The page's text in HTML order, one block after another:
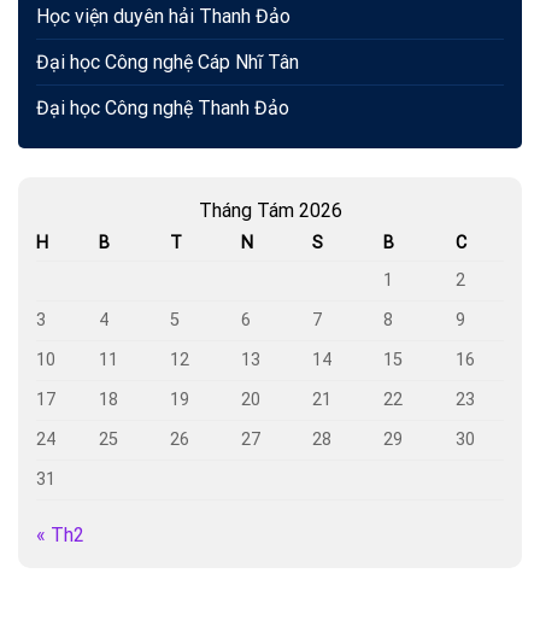
Học viện duyên hải Thanh Đảo
Đại học Công nghệ Cáp Nhĩ Tân
Đại học Công nghệ Thanh Đảo
Tháng Tám 2026
H B T N S B
C
1
2
3
4 5 6 7 8
9
10
11 12 13 14 15
16
17
18 19 20 21 22
23
24
25 26 27 28 29
30
31
« Th2